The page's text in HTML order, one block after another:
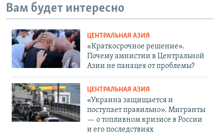
Вам будет интересно
ЦЕНТРАЛЬНАЯ АЗИЯ
«Краткосрочное решение».
Почему амнистии в Центральной
Азии не панацея от проблемы?
ЦЕНТРАЛЬНАЯ АЗИЯ
«Украина защищается и
поступает правильно». Мигранты
— о топливном кризисе в России
и его последствиях